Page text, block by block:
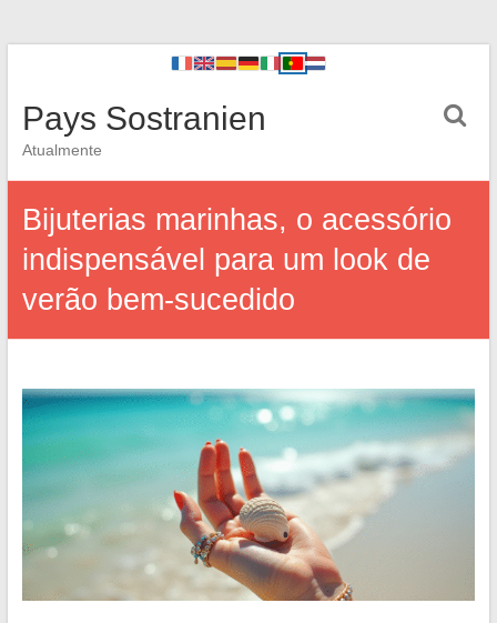
Pays Sostranien
Atualmente
Bijuterias marinhas, o acessório
indispensável para um look de
verão bem-sucedido